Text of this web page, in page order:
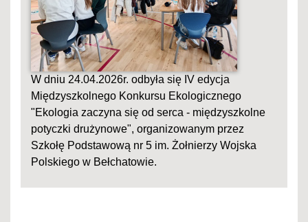
W dniu 24.04.2026r. odbyła się IV edycja
Międzyszkolnego Konkursu Ekologicznego
"Ekologia zaczyna się od serca - międzyszkolne
potyczki drużynowe", organizowanym przez
Szkołę Podstawową nr 5 im. Żołnierzy Wojska
Polskiego w Bełchatowie.